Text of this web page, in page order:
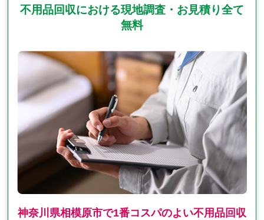
不用品回収における現地調査・お見積り全て
無料
神奈川県相模原市で1番コスパのよい不用品回収